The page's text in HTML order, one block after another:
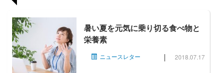
暑い夏を元気に乗り切る食べ物と
栄養素
ニュースレター | 2018.07.17